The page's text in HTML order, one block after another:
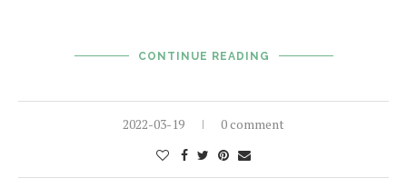
CONTINUE READING
2022-03-19 0 comment